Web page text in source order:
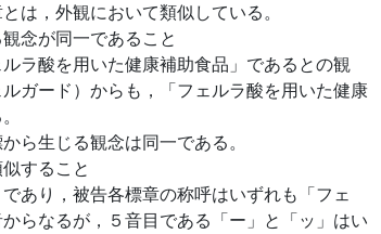
は，外観において類似している。
念が同一であること
ラ酸を用いた健康補助食品」であるとの観
ガード）からも，「フェルラ酸を用いた健康
ら生じる観念は同一である。
すること
あり，被告各標章の称呼はいずれも「フェ
らなるが，５音目である「ー」と「ッ」はい